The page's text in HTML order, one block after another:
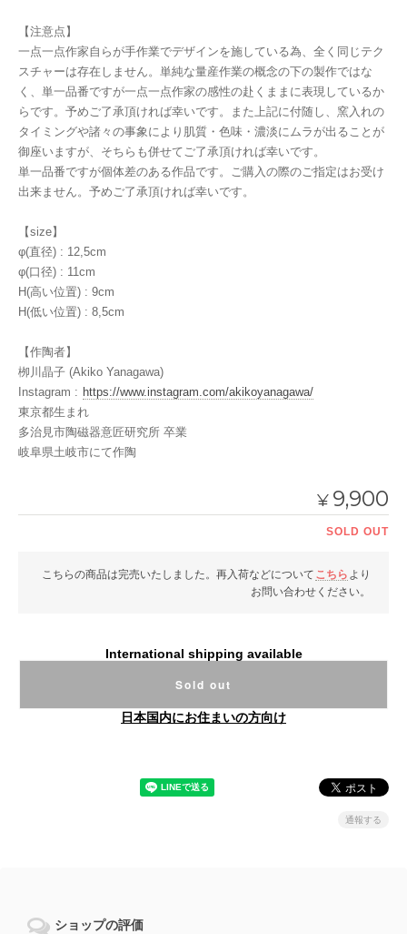
【注意点】
一点一点作家自らが手作業でデザインを施している為、全く同じテク
スチャーは存在しません。単純な量産作業の概念の下の製作ではな
く、単一品番ですが一点一点作家の感性の赴くままに表現しているか
らです。予めご了承頂ければ幸いです。また上記に付随し、窯入れの
タイミングや諸々の事象により肌質・色味・濃淡にムラが出ることが
御座いますが、そちらも併せてご了承頂ければ幸いです。
単一品番ですが個体差のある作品です。ご購入の際のご指定はお受け
出来ません。予めご了承頂ければ幸いです。
【size】
φ(直径) : 12,5cm
φ(口径) : 11cm
H(高い位置) : 9cm
H(低い位置) : 8,5cm
【作陶者】
栁川晶子 (Akiko Yanagawa)
Instagram : https://www.instagram.com/akikoyanagawa/
東京都生まれ
多治見市陶磁器意匠研究所 卒業
岐阜県土岐市にて作陶
¥ 9,900
SOLD OUT
こちらの商品は完売いたしました。再入荷などについて こちら より
お問い合わせください。
International shipping available
Sold out
日本国内にお住まいの方向け
通報する
ショップの評価